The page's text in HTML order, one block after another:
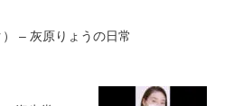
– 灰原りょうの日常